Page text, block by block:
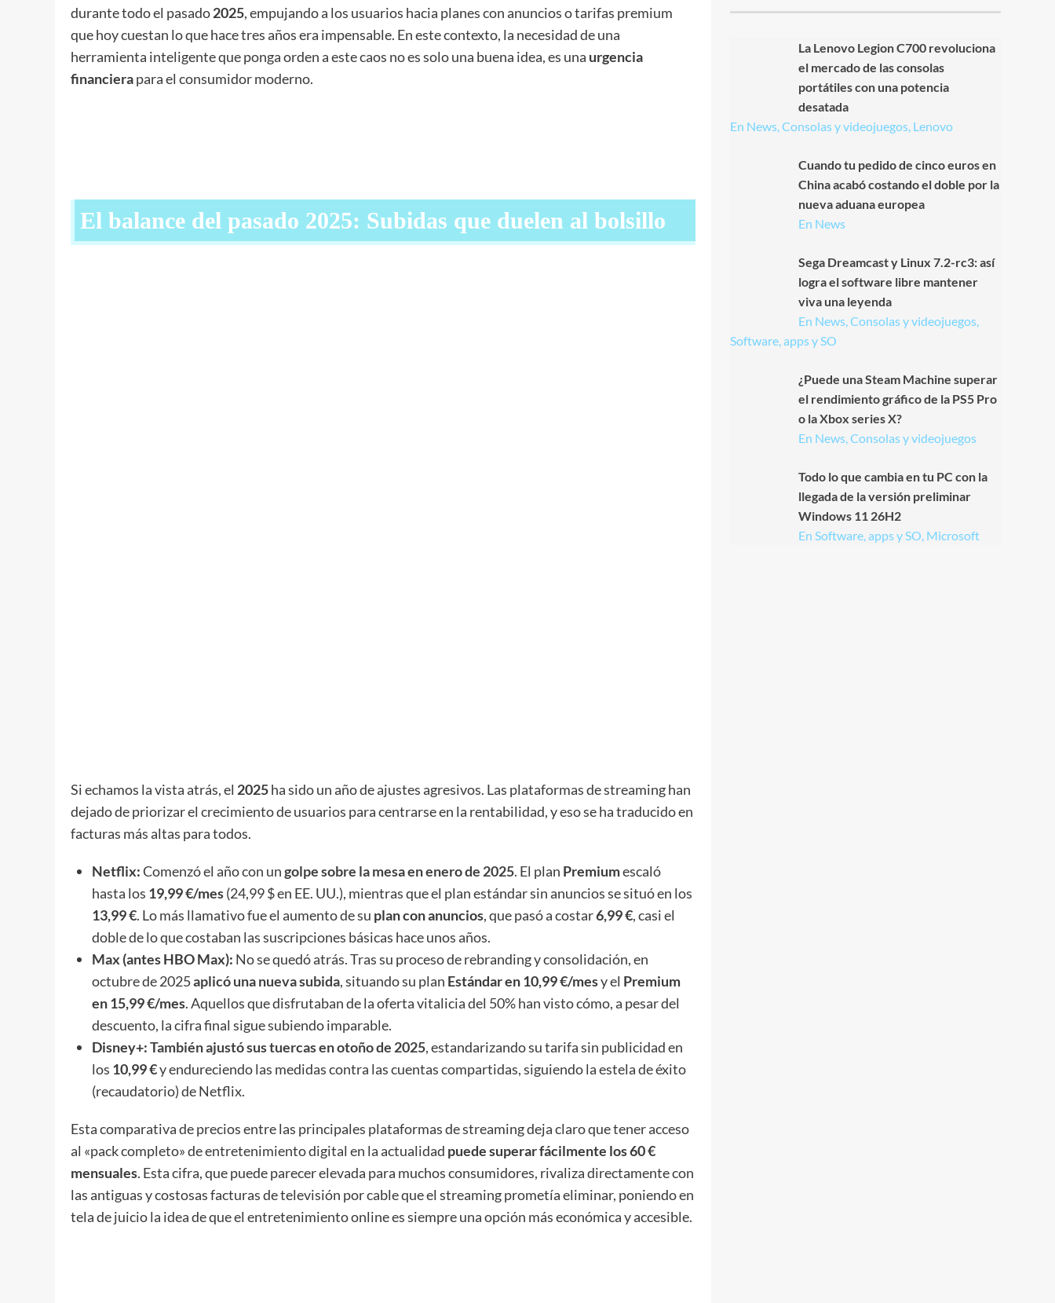
durante todo el pasado2025, empujando a los usuarios hacia planes con anuncios o tarifas premium
que hoy cuestan lo que hace tres años era impensable. En este contexto, la necesidad de una
herramienta inteligente que ponga orden a este caos no es solo una buena idea, es una urgencia
financierapara el consumidor moderno.
El balance del pasado 2025: Subidas que duelen al bolsillo
Si echamos la vista atrás, el 2025ha sido un año de ajustes agresivos. Las plataformas de streaming han
dejado de priorizar el crecimiento de usuarios para centrarse en la rentabilidad, y eso se ha traducido en
facturas más altas para todos.
Netflix:Comenzó el año con ungolpe sobre la mesa en enero de 2025. El plan Premiumescaló
hasta los 19,99 €/mes(24,99 $ en EE. UU.), mientras que el plan estándar sin anuncios se situó en los
13,99 €. Lo más llamativo fue el aumento de su plan con anuncios, que pasó a costar6,99 €, casi el
doble de lo que costaban las suscripciones básicas hace unos años.
Max (antes HBO Max): No se quedó atrás. Tras su proceso de rebranding y consolidación, en
octubre de 2025aplicó una nueva subida, situando su plan Estándar en 10,99 €/mesy el Premium
en 15,99 €/mes. Aquellos que disfrutaban de la oferta vitalicia del 50% han visto cómo, a pesar del
descuento, la cifra final sigue subiendo imparable.
Disney+:También ajustó sus tuercas en otoño de 2025, estandarizando su tarifa sin publicidad en
los 10,99 €y endureciendo las medidas contra las cuentas compartidas, siguiendo la estela de éxito
(recaudatorio) de Netflix.
Esta comparativa de precios entre las principales plataformas de streaming deja claro que tener acceso
al «pack completo» de entretenimiento digital en la actualidad puede superar fácilmente los 60 €
mensuales. Esta cifra, que puede parecer elevada para muchos consumidores, rivaliza directamente con
las antiguas y costosas facturas de televisión por cable que el streaming prometía eliminar, poniendo en
tela de juicio la idea de que el entretenimiento online es siempre una opción más económica y accesible.
La Lenovo Legion C700 revoluciona
el mercado de las consolas
portátiles con una potencia
desatada
En News, Consolas y videojuegos, Lenovo
Cuando tu pedido de cinco euros en
China acabó costando el doble por la
nueva aduana europea
En News
Sega Dreamcast y Linux 7.2-rc3: así
logra el software libre mantener
viva una leyenda
En News, Consolas y videojuegos,
Software, apps y SO
¿Puede una Steam Machine superar
el rendimiento gráfico de la PS5 Pro
o la Xbox series X?
En News, Consolas y videojuegos
Todo lo que cambia en tu PC con la
llegada de la versión preliminar
Windows 11 26H2
En Software, apps y SO, Microsoft